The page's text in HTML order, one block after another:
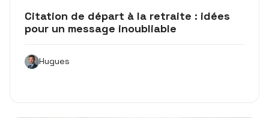
Citation de départ à la retraite : idées
pour un message inoubliable
Hugues